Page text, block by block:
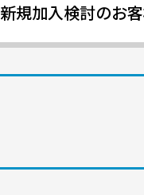
新規加入検討のお